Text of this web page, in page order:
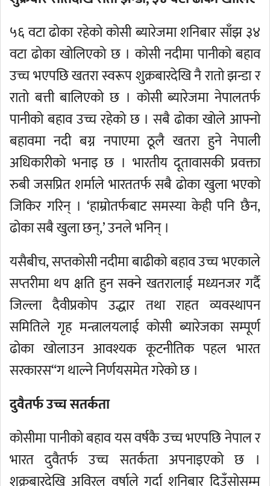
५६ वटा ढोका रहेको कोसी ब्यारेजमा शनिबार साँझ ३४
वटा ढोका खोलिएको छ । कोसी नदीमा पानीको बहाव
उच्च भएपछि खतरा स्वरूप शुक्रबारदेखि नै रातो झन्डा र
रातो बत्ती बालिएको छ । कोसी ब्यारेजमा नेपालतर्फ
पानीको बहाव उच्च रहेको छ । सबै ढोका खोले आफ्नो
बहावमा नदी बग्न नपाएमा ठूलै खतरा हुने नेपाली
अधिकारीको भनाइ छ । भारतीय दूतावासकी प्रवक्ता
रुबी जसप्रित शर्माले भारततर्फ सबै ढोका खुला भएको
जिकिर गरिन् । ‘हाम्रोतर्फबाट समस्या केही पनि छैन,
ढोका सबै खुला छन्,’ उनले भनिन् ।
यसैबीच, सप्तकोसी नदीमा बाढीको बहाव उच्च भएकाले
सप्तरीमा थप क्षति हुन सक्ने खतरालाई मध्यनजर गर्दै
जिल्ला दैवीप्रकोप उद्धार तथा राहत व्यवस्थापन
समितिले गृह मन्त्रालयलाई कोसी ब्यारेजका सम्पूर्ण
ढोका खोलाउन आवश्यक कूटनीतिक पहल भारत
सरकारस“ग थाल्ने निर्णयसमेत गरेको छ ।
दुवैतर्फ उच्च सतर्कता
कोसीमा पानीको बहाव यस वर्षकै उच्च भएपछि नेपाल र
भारत दुवैतर्फ उच्च सतर्कता अपनाइएको छ ।